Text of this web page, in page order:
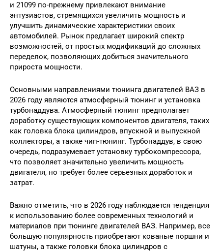
и 21099 по-прежнему привлекают внимание
энтузиастов, стремящихся увеличить мощность и
улучшить динамические характеристики своих
автомобилей. Рынок предлагает широкий спектр
возможностей, от простых модификаций до сложных
переделок, позволяющих добиться значительного
прироста мощности.
Основными направлениями тюнинга двигателей ВАЗ в
2026 году являются атмосферный тюнинг и установка
турбонаддува. Атмосферный тюнинг предполагает
доработку существующих компонентов двигателя, таких
как головка блока цилиндров, впускной и выпускной
коллекторы, а также чип-тюнинг. Турбонаддув, в свою
очередь, подразумевает установку турбокомпрессора,
что позволяет значительно увеличить мощность
двигателя, но требует более серьезных доработок и
затрат.
Важно отметить, что в 2026 году наблюдается тенденция
к использованию более современных технологий и
материалов при тюнинге двигателей ВАЗ. Например, все
большую популярность приобретают кованые поршни и
шатуны, а также головки блока цилиндров с